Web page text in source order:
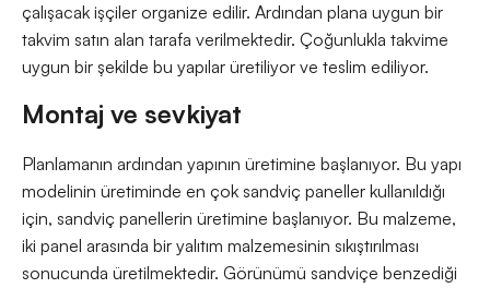
çalışacak işçiler organize edilir. Ardından plana uygun bir
takvim satın alan tarafa verilmektedir. Çoğunlukla takvime
uygun bir şekilde bu yapılar üretiliyor ve teslim ediliyor.
Montaj ve sevkiyat
Planlamanın ardından yapının üretimine başlanıyor. Bu yapı
modelinin üretiminde en çok sandviç paneller kullanıldığı
için, sandviç panellerin üretimine başlanıyor. Bu malzeme,
iki panel arasında bir yalıtım malzemesinin sıkıştırılması
sonucunda üretilmektedir. Görünümü sandviçe benzediği